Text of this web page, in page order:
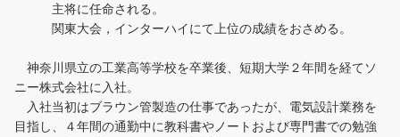
主将に任命される。
関東大会，インターハイにて上位の成績をおさめる。
神奈川県立の工業高等学校を卒業後、短期大学２年間を経てソ
ニー株式会社に入社。
入社当初はブラウン管製造の仕事であったが、電気設計業務を
目指し、４年間の通勤中に教科書やノートおよび専門書での勉強